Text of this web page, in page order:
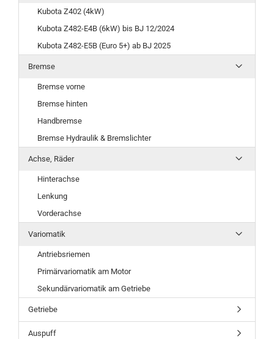
Kubota Z402 (4kW)
Kubota Z482-E4B (6kW) bis BJ 12/2024
Kubota Z482-E5B (Euro 5+) ab BJ 2025
Bremse
Bremse vorne
Bremse hinten
Handbremse
Bremse Hydraulik & Bremslichter
Achse, Räder
Hinterachse
Lenkung
Vorderachse
Variomatik
Antriebsriemen
Primärvariomatik am Motor
Sekundärvariomatik am Getriebe
Getriebe
Auspuff